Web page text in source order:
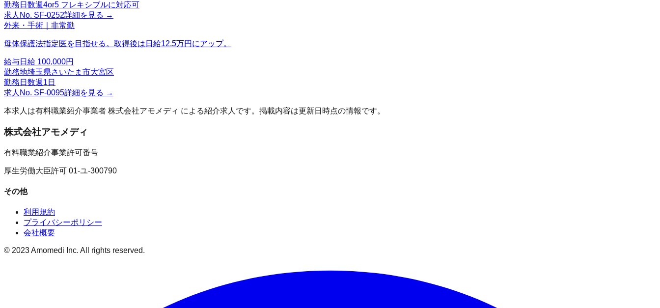
勤務日数週4or5 フレキシブルに対応可
求人No. SF-0252詳細を見る →
外来・手術｜非常勤
母体保護法指定医を目指せる。取得後は日給12.5万円にアップ。
給与日給 100,000円
勤務地埼玉県さいたま市大宮区
勤務日数週1日
求人No. SF-0095詳細を見る →
本求人は有料職業紹介事業者 株式会社アモメディ による紹介求人です。掲載内容は更新日時点の情報です。
株式会社アモメディ
有料職業紹介事業許可番号
厚生労働大臣許可 01-ユ-300790
その他
利用規約
プライバシーポリシー
会社概要
© 2023 Amomedi Inc. All rights reserved.